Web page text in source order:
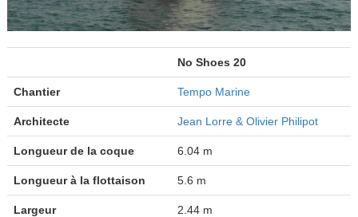
No Shoes 20
Chantier Tempo Marine
Architecte Jean Lorre & Olivier Philipot
Longueur de la coque 6.04 m
Longueur à la flottaison 5.6 m
Largeur 2.44 m